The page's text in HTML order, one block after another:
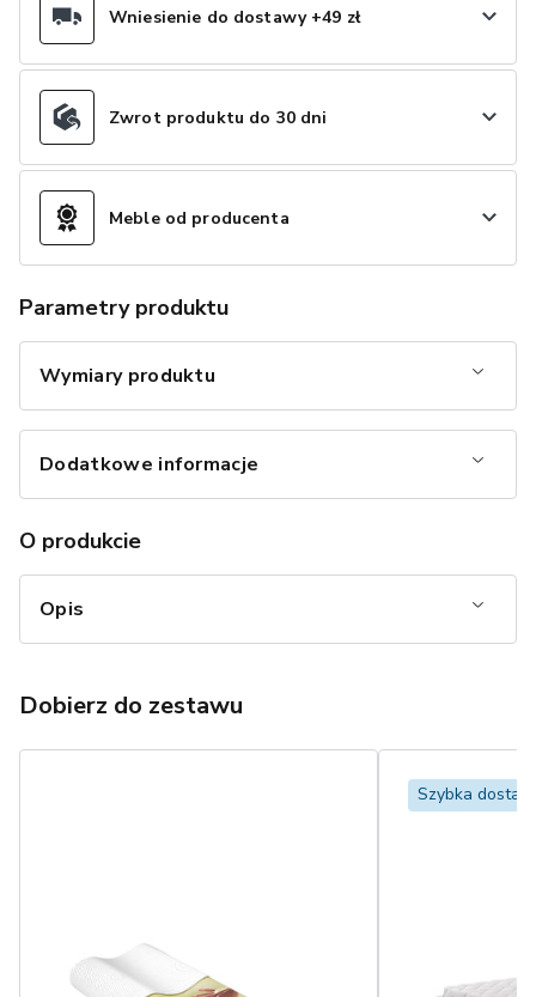
Wniesienie do dostawy +49 zł
Zwrot produktu do 30 dni
Meble od producenta
Parametry produktu
Wymiary produktu
Dodatkowe informacje
O produkcie
Opis
Dobierz do zestawu
Szybka